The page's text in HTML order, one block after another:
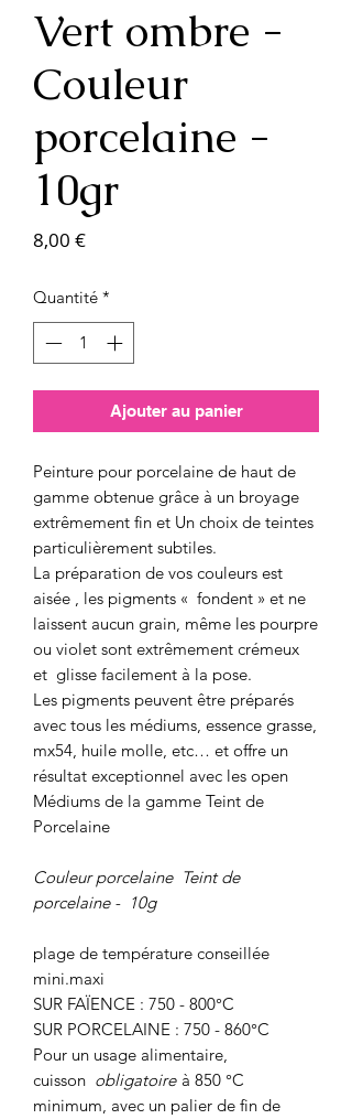
Vert ombre -
Couleur
porcelaine -
10gr
8,00 €Prix
Quantité *
Ajouter au panier
Peinture pour porcelaine de haut de
gamme obtenue grâce à un broyage
extrêmement fin et Un choix de teintes
particulièrement subtiles.
La préparation de vos couleurs est
aisée , les pigments « fondent » et ne
laissent aucun grain, même les pourpre
ou violet sont extrêmement crémeux
et glisse facilement à la pose.
Les pigments peuvent être préparés
avec tous les médiums, essence grasse,
mx54, huile molle, etc… et offre un
résultat exceptionnel avec les open
Médiums de la gamme Teint de
Porcelaine
Couleur porcelaine Teint de
porcelaine - 10g
plage de température conseillée
mini.maxi
SUR FAÏENCE : 750 - 800°C
SUR PORCELAINE : 750 - 860°C
Pour un usage alimentaire,
cuisson obligatoire à 850 °C
minimum, avec un palier de fin de